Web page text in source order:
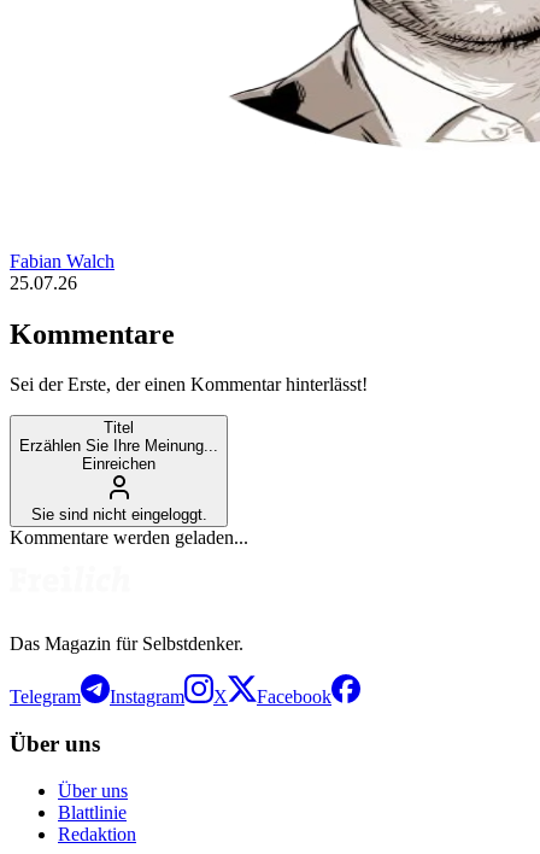
Fabian Walch
25.07.26
Kommentare
Sei der Erste, der einen Kommentar hinterlässt!
Titel
Erzählen Sie Ihre Meinung...
Einreichen
Sie sind nicht eingeloggt.
Kommentare werden geladen...
Das Magazin für Selbstdenker.
Telegram Instagram X Facebook
Über uns
Über uns
Blattlinie
Redaktion